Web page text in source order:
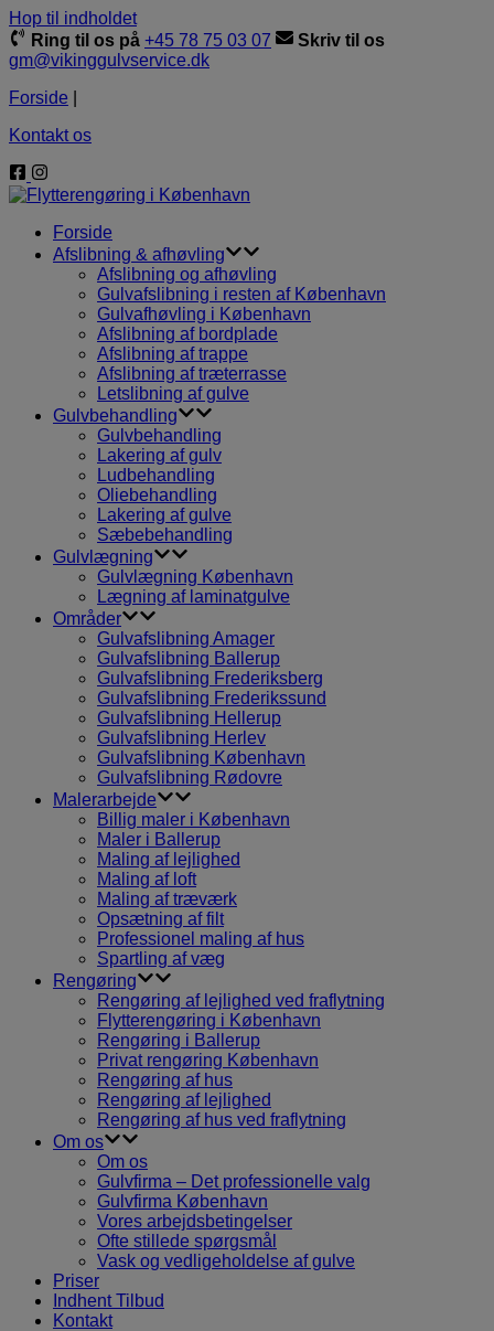
Hop til indholdet
Ring til os på +45 78 75 03 07
Skriv til os
gm@vikinggulvservice.dk
Forside
Kontakt os
Forside
Afslibning & afhøvling
Afslibning og afhøvling
Gulvafslibning i resten af København
Gulvafhøvling i København
Afslibning af bordplade
Afslibning af trappe
Afslibning af træterrasse
Letslibning af gulve
Gulvbehandling
Gulvbehandling
Lakering af gulv
Ludbehandling
Oliebehandling
Lakering af gulve
Sæbebehandling
Gulvlægning
Gulvlægning København
Lægning af laminatgulve
Områder
Gulvafslibning Amager
Gulvafslibning Ballerup
Gulvafslibning Frederiksberg
Gulvafslibning Frederikssund
Gulvafslibning Hellerup
Gulvafslibning Herlev
Gulvafslibning København
Gulvafslibning Rødovre
Malerarbejde
Billig maler i København
Maler i Ballerup
Maling af lejlighed
Maling af loft
Maling af træværk
Opsætning af filt
Professionel maling af hus
Spartling af væg
Rengøring
Rengøring af lejlighed ved fraflytning
Flytterengøring i København
Rengøring i Ballerup
Privat rengøring København
Rengøring af hus
Rengøring af lejlighed
Rengøring af hus ved fraflytning
Om os
Om os
Gulvfirma – Det professionelle valg
Gulvfirma København
Vores arbejdsbetingelser
Ofte stillede spørgsmål
Vask og vedligeholdelse af gulve
Priser
Indhent Tilbud
Kontakt